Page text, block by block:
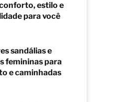
estilo e
para você
sandálias e
femininas para
e caminhadas